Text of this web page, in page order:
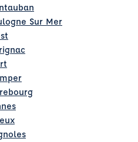
Sur Mer